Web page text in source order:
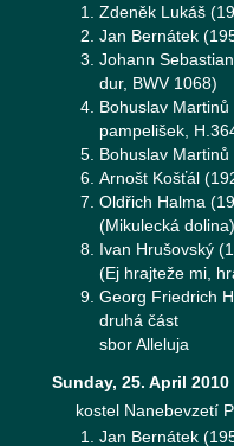
Zdeněk Lukáš
Jan Bernátek
Johann
dur, BWV 1068)
Bohuslav
pampelišek,
Bohuslav
Arnošt Košťál
Oldřich Halma
(Mikulecká dolina)
Ivan Hrušovský
(Ej hrajteže mi,
Georg Friedrich
druhá část
sbor Alleluja
Sunday, 25. April 2010
kostel Nanebevzetí
Jan Bernátek